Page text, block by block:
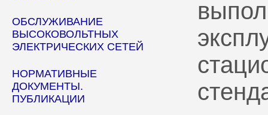
ОБСЛУЖИВАНИЕ
ВЫСОКОВОЛЬТНЫХ
ЭЛЕКТРИЧЕСКИХ СЕТЕЙ
НОРМАТИВНЫЕ
ДОКУМЕНТЫ.
ПУБЛИКАЦИИ